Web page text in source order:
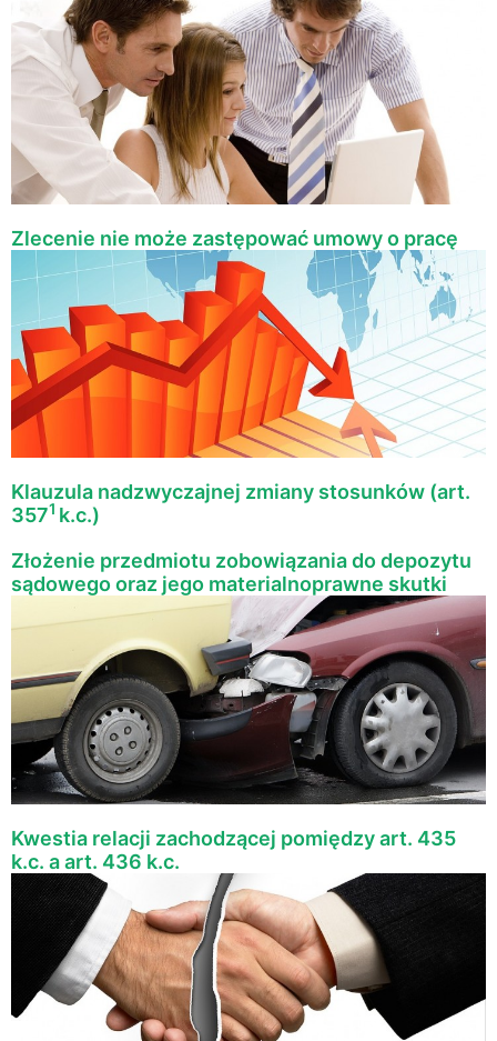
Zlecenie nie może zastępować umowy o pracę
Klauzula nadzwyczajnej zmiany stosunków (art.
3571 k.c.)
Złożenie przedmiotu zobowiązania do depozytu
sądowego oraz jego materialnoprawne skutki
Kwestia relacji zachodzącej pomiędzy art. 435
k.c. a art. 436 k.c.